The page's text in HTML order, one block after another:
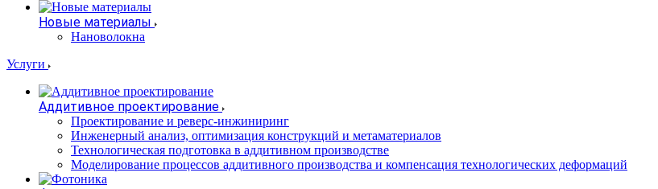
Новые материалы
Нановолокна
Услуги
Аддитивное проектирование
Проектирование и реверс-инжиниринг
Инженерный анализ, оптимизация конструкций и метаматериалов
Технологическая подготовка в аддитивном производстве
Моделирование процессов аддитивного производства и компенсация технологических деформаций